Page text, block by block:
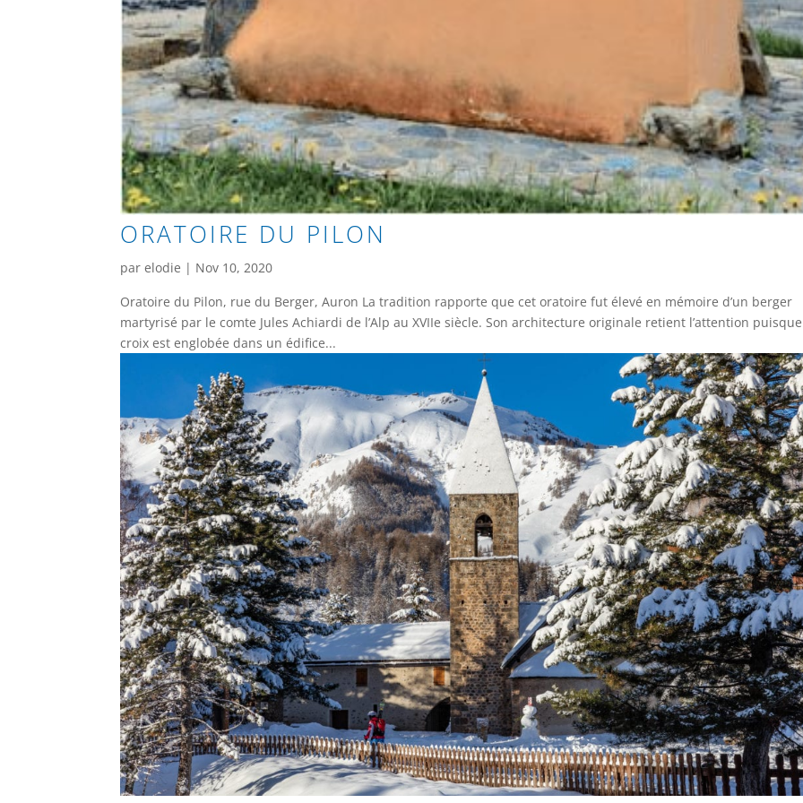
ORATOIRE DU PILON
parelodie | Nov 10, 2020
Oratoire du Pilon, rue du Berger, Auron La tradition rapporte que cet oratoire fut élevé en mémoire d’un berger
martyrisé par le comte Jules Achiardi de l’Alp au XVIIe siècle. Son architecture originale retient l’attention
croix est englobée dans un édifice...